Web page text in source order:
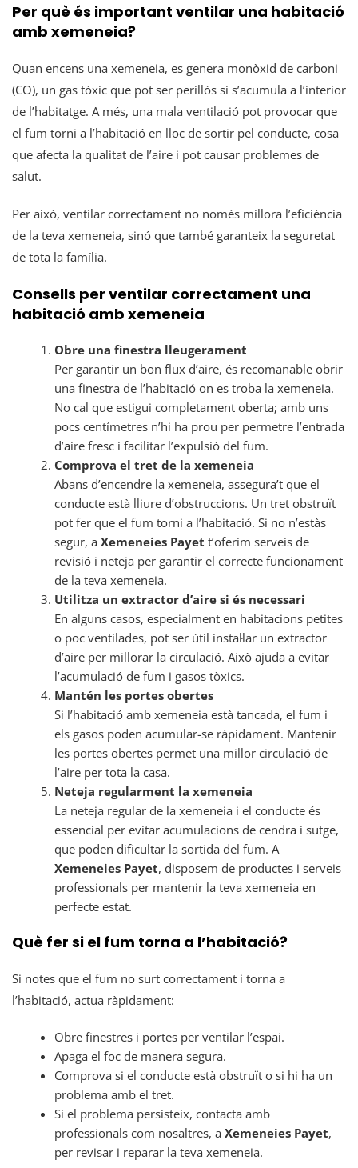
Per què és important ventilar una habitació
amb xemeneia?
Quan encens una xemeneia, es genera monòxid de carboni
(CO), un gas tòxic que pot ser perillós si s’acumula a l’interior
de l’habitatge. A més, una mala ventilació pot provocar que
el fum torni a l’habitació en lloc de sortir pel conducte, cosa
que afecta la qualitat de l’aire i pot causar problemes de
salut.
Per això, ventilar correctament no només millora l’eficiència
de la teva xemeneia, sinó que també garanteix la seguretat
de tota la família.
Consells per ventilar correctament una
habitació amb xemeneia
Obre una finestra lleugerament
Per garantir un bon flux d’aire, és recomanable obrir
una finestra de l’habitació on es troba la xemeneia.
No cal que estigui completament oberta; amb uns
pocs centímetres n’hi ha prou per permetre l’entrada
d’aire fresc i facilitar l’expulsió del fum.
Comprova el tret de la xemeneia
Abans d’encendre la xemeneia, assegura’t que el
conducte està lliure d’obstruccions. Un tret obstruït
pot fer que el fum torni a l’habitació. Si no n’estàs
segur, aXemeneies Payet t’oferim serveis de
revisió i neteja per garantir el correcte funcionament
de la teva xemeneia.
Utilitza un extractor d’aire si és necessari
En alguns casos, especialment en habitacions petites
o poc ventilades, pot ser útil instal·lar un extractor
d’aire per millorar la circulació. Això ajuda a evitar
l’acumulació de fum i gasos tòxics.
Mantén les portes obertes
Si l’habitació amb xemeneia està tancada, el fum i
els gasos poden acumular-se ràpidament. Mantenir
les portes obertes permet una millor circulació de
l’aire per tota la casa.
Neteja regularment la xemeneia
La neteja regular de la xemeneia i el conducte és
essencial per evitar acumulacions de cendra i sutge,
que poden dificultar la sortida del fum. A
Xemeneies Payet, disposem de productes i serveis
professionals per mantenir la teva xemeneia en
perfecte estat.
Què fer si el fum torna a l’habitació?
Si notes que el fum no surt correctament i torna a
l’habitació, actua ràpidament:
Obre finestres i portes per ventilar l’espai.
Apaga el foc de manera segura.
Comprova si el conducte està obstruït o si hi ha un
problema amb el tret.
Si el problema persisteix, contacta amb
professionals com nosaltres, aXemeneies Payet,
per revisar i reparar la teva xemeneia.